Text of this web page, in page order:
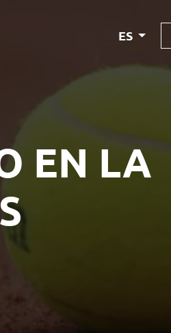
ES
EN LA